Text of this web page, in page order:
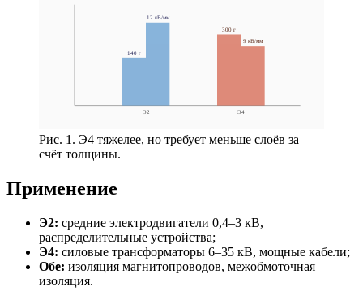
Э2 Э4
140 г
12 кВ/мм
300 г
9 кВ/мм
Рис. 1. Э4 тяжелее, но требует меньше слоёв за
счёт толщины.
Применение
Э2: средние электродвигатели 0,4–3 кВ,
распределительные устройства;
Э4: силовые трансформаторы 6–35 кВ, мощные кабели;
Обе: изоляция магнитопроводов, межобмоточная
изоляция.